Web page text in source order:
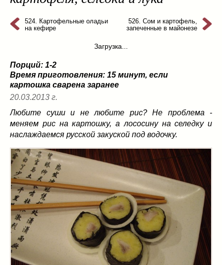
из слоеного теста
на пикник(13)
ни то, ни се
рецепты для пароварки(5)
салаты
сладкие блюда(9)
супы(99)
борщ(5)
молочные
(4)
свекольник (2)
солянка(4)
суп с фрикадельками(8)
суп-пюре
холодные супы
тушеное(42)
Вкусные враги фигуры…(44)
десерты(2)
Масленица
(17)
524. Картофельные оладьи
на кефире
526. Сом и картофель,
запеченные в майонезе
Загрузка...
Порций: 1-2
Время приготовления: 15 минут, если
картошка сварена заранее
20.03.2013 г.
Любите суши и не любите рис? Не проблема -
меняем рис на картошку, а лососину на селедку и
наслаждаемся русской закуской под водочку.